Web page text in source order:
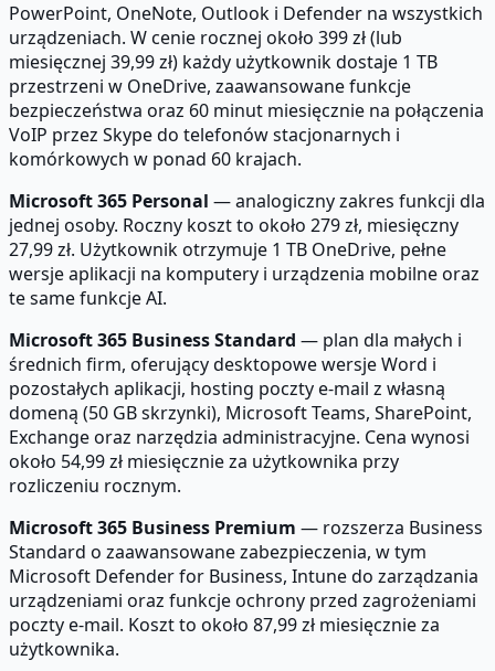
PowerPoint, OneNote, Outlook i Defender na wszystkich
urządzeniach. W cenie rocznej około 399 zł (lub
miesięcznej 39,99 zł) każdy użytkownik dostaje 1 TB
przestrzeni w OneDrive, zaawansowane funkcje
bezpieczeństwa oraz 60 minut miesięcznie na połączenia
VoIP przez Skype do telefonów stacjonarnych i
komórkowych w ponad 60 krajach.
Microsoft 365 Personal — analogiczny zakres funkcji dla
jednej osoby. Roczny koszt to około 279 zł, miesięczny
27,99 zł. Użytkownik otrzymuje 1 TB OneDrive, pełne
wersje aplikacji na komputery i urządzenia mobilne oraz
te same funkcje AI.
Microsoft 365 Business Standard — plan dla małych i
średnich firm, oferujący desktopowe wersje Word i
pozostałych aplikacji, hosting poczty e-mail z własną
domeną (50 GB skrzynki), Microsoft Teams, SharePoint,
Exchange oraz narzędzia administracyjne. Cena wynosi
około 54,99 zł miesięcznie za użytkownika przy
rozliczeniu rocznym.
Microsoft 365 Business Premium — rozszerza Business
Standard o zaawansowane zabezpieczenia, w tym
Microsoft Defender for Business, Intune do zarządzania
urządzeniami oraz funkcje ochrony przed zagrożeniami
poczty e-mail. Koszt to około 87,99 zł miesięcznie za
użytkownika.